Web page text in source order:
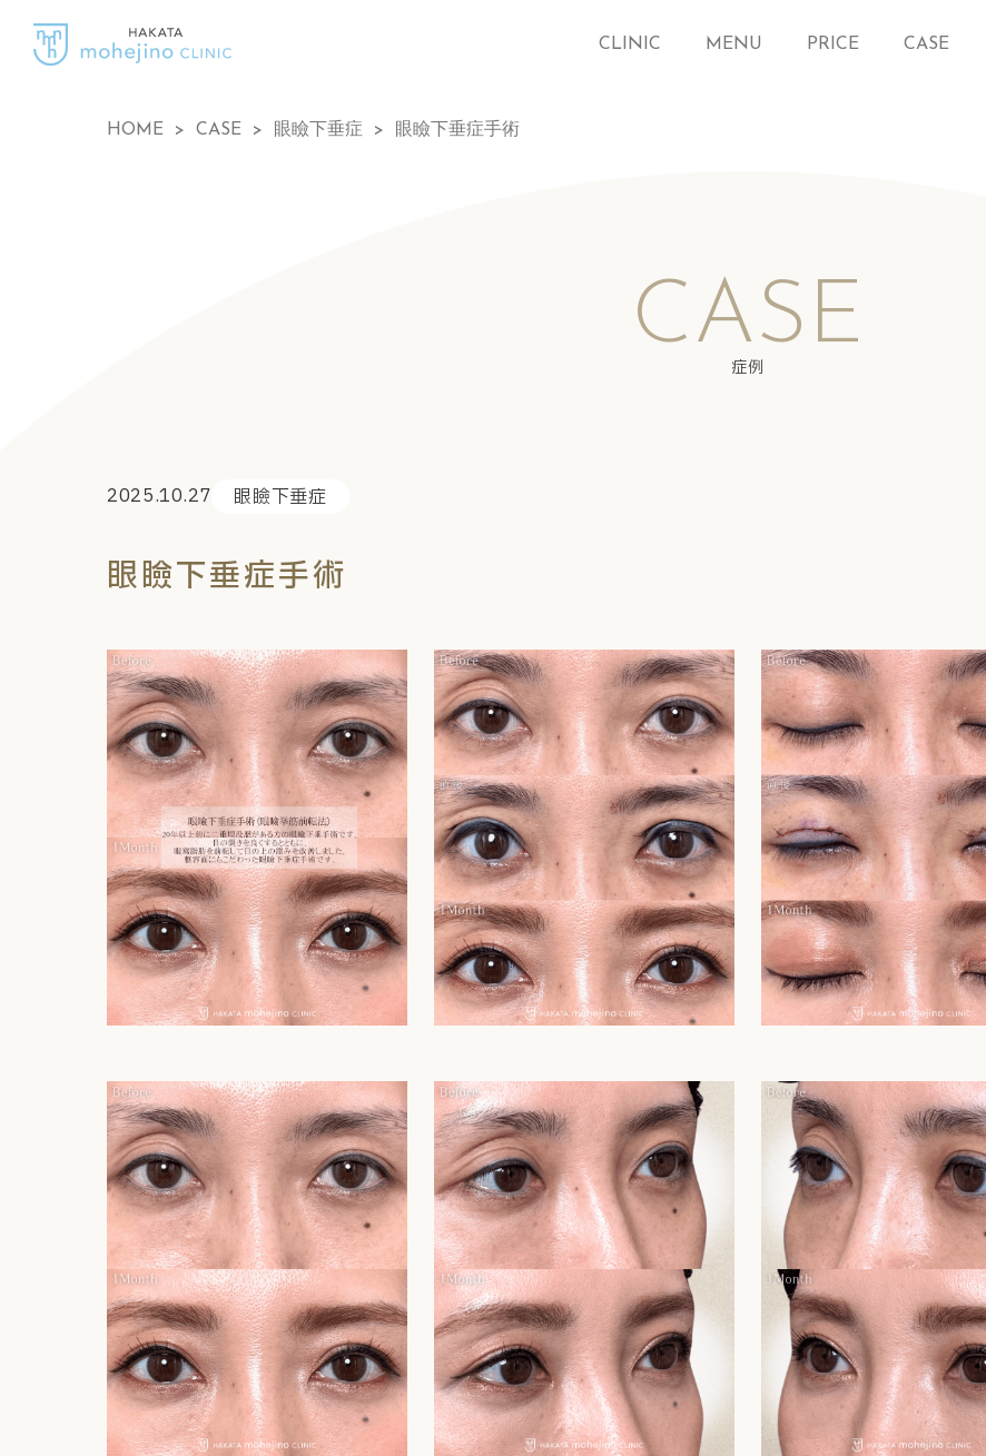
CLINIC MENU PRICE CASE
HOME > CASE > 眼瞼下垂症 > 眼瞼下垂症手術
CASE
症例
2025.10.27 眼瞼下垂症
眼瞼下垂症手術